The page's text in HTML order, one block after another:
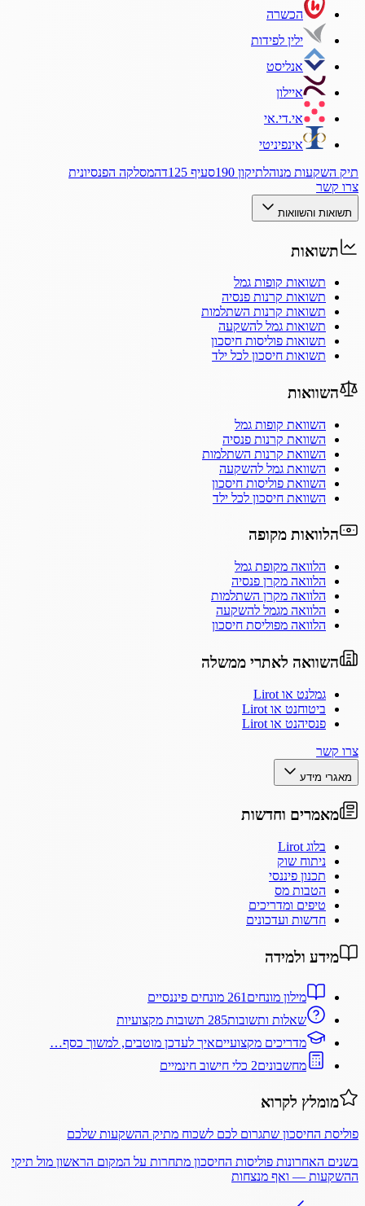
הכשרה
ילין לפידות
אנליסט
איילון
אי.די.אי
אינפיניטי
תיק השקעות מנוהלתיקון 190 סעיף 125ד
המסלקה הפנסיונית
צרו קשר
תשואות והשוואות
תשואות
תשואות קופות גמל
תשואות קרנות פנסיה
תשואות קרנות השתלמות
תשואות גמל להשקעה
תשואות פוליסות חיסכון
תשואות חיסכון לכל ילד
השוואות
השוואת קופות גמל
השוואת קרנות פנסיה
השוואת קרנות השתלמות
השוואת גמל להשקעה
השוואת פוליסות חיסכון
השוואת חיסכון לכל ילד
הלוואות מקופה
הלוואה מקופת גמל
הלוואה מקרן פנסיה
הלוואה מקרן השתלמות
הלוואה מגמל להשקעה
הלוואה מפוליסת חיסכון
השוואה לאתרי ממשלה
גמלנט או Lirot
ביטוחנט או Lirot
פנסיהנט או Lirot
צרו קשר
מאגרי מידע
מאמרים וחדשות
בלוג Lirot
ניתוח שוק
תכנון פיננסי
הטבות מס
טיפים ומדריכים
חדשות ועדכונים
מידע ולמידה
מילון מונחים 261 מונחים פיננסיים
שאלות ותשובות285 תשובות מקצועיות
מדריכים מקצועייםאיך לעדכן מוטבים, למשוך כסף…
מחשבונים2 כלי חישוב חינמיים
מומלץ לקרוא
פוליסת החיסכון שתגרום לכם לשכוח מתיק ההשקעות שלכם
בשנים האחרונות פוליסות החיסכון מתחרות על המקום הראשון מול תיקי
ההשקעות — ואף מנצחות